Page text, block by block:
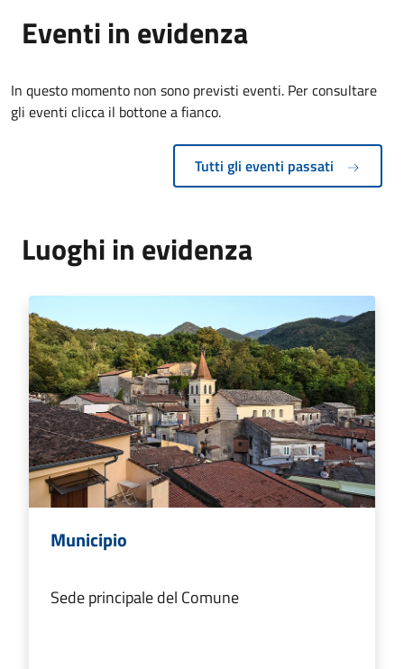
Eventi in evidenza
In questo momento non sono previsti eventi. Per consultare
gli eventi clicca il bottone a fianco.
Tutti gli eventi passati
Luoghi in evidenza
Municipio
Sede principale del Comune